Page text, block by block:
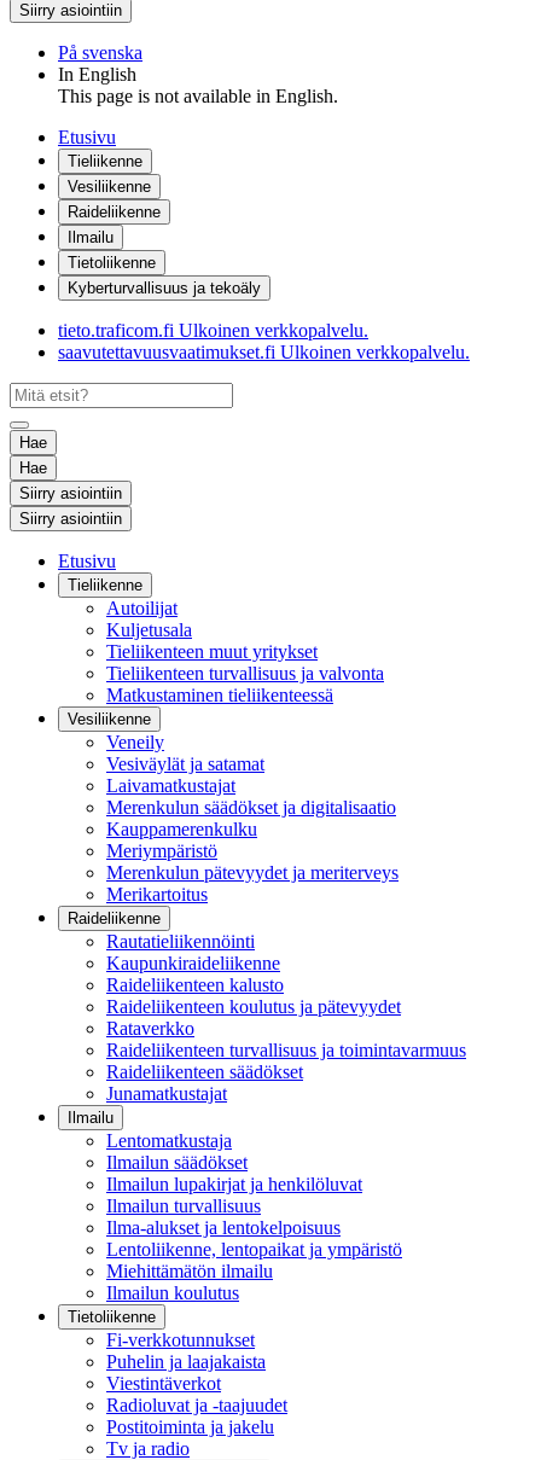
Siirry asiointiin
På svenska
In English
This page is not available in English.
Etusivu
Tieliikenne
Vesiliikenne
Raideliikenne
Ilmailu
Tietoliikenne
Kyberturvallisuus ja tekoäly
tieto.traficom.fi Ulkoinen verkkopalvelu.
saavutettavuusvaatimukset.fi Ulkoinen verkkopalvelu.
Hae
Hae
Siirry asiointiin
Siirry asiointiin
Etusivu
Tieliikenne
Autoilijat
Kuljetusala
Tieliikenteen muut yritykset
Tieliikenteen turvallisuus ja valvonta
Matkustaminen tieliikenteessä
Vesiliikenne
Veneily
Vesiväylät ja satamat
Laivamatkustajat
Merenkulun säädökset ja digitalisaatio
Kauppamerenkulku
Meriympäristö
Merenkulun pätevyydet ja meriterveys
Merikartoitus
Raideliikenne
Rautatieliikennöinti
Kaupunkiraideliikenne
Raideliikenteen kalusto
Raideliikenteen koulutus ja pätevyydet
Rataverkko
Raideliikenteen turvallisuus ja toimintavarmuus
Raideliikenteen säädökset
Junamatkustajat
Ilmailu
Lentomatkustaja
Ilmailun säädökset
Ilmailun lupakirjat ja henkilöluvat
Ilmailun turvallisuus
Ilma-alukset ja lentokelpoisuus
Lentoliikenne, lentopaikat ja ympäristö
Miehittämätön ilmailu
Ilmailun koulutus
Tietoliikenne
Fi-verkkotunnukset
Puhelin ja laajakaista
Viestintäverkot
Radioluvat ja -taajuudet
Postitoiminta ja jakelu
Tv ja radio